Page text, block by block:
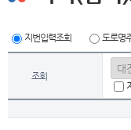
지번입력조회 도로명
조회